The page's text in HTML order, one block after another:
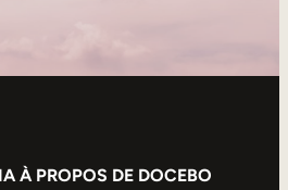
À PROPOS DE DOCEBO